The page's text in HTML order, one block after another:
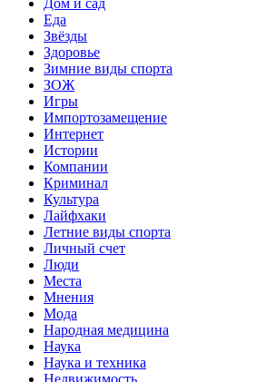
Еда
Звёзды
Здоровье
Зимние виды спорта
ЗОЖ
Игры
Импортозамещение
Интернет
Истории
Компании
Криминал
Культура
Лайфхаки
Летние виды спорта
Личный счет
Люди
Места
Мнения
Мода
Народная медицина
Наука
Наука и техника
Недвижимость